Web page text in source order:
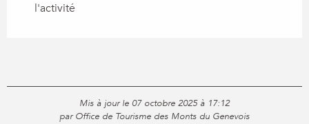
l'activité
Mis à jour le 07 octobre 2025 à 17:12
par Office de Tourisme des Monts du Genevois